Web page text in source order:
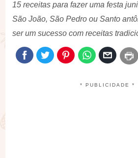
15 receitas para fazer uma festa
São João, São Pedro ou Santo
ser um sucesso com receitas
* PUBLICIDADE *